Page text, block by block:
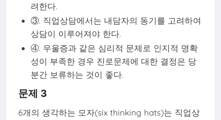
려한다.
③. 직업상담에서는 내담자의 동기를 고려하여
상담이 이루어져야 한다.
④. 우울증과 같은 심리적 문제로 인지적 명확
성이 부족한 경우 진로문제에 대한 결정은 당
분간 보류하는 것이 좋다.
문제 3
6개의 생각하는 모자(six thinking hats)는 직업상